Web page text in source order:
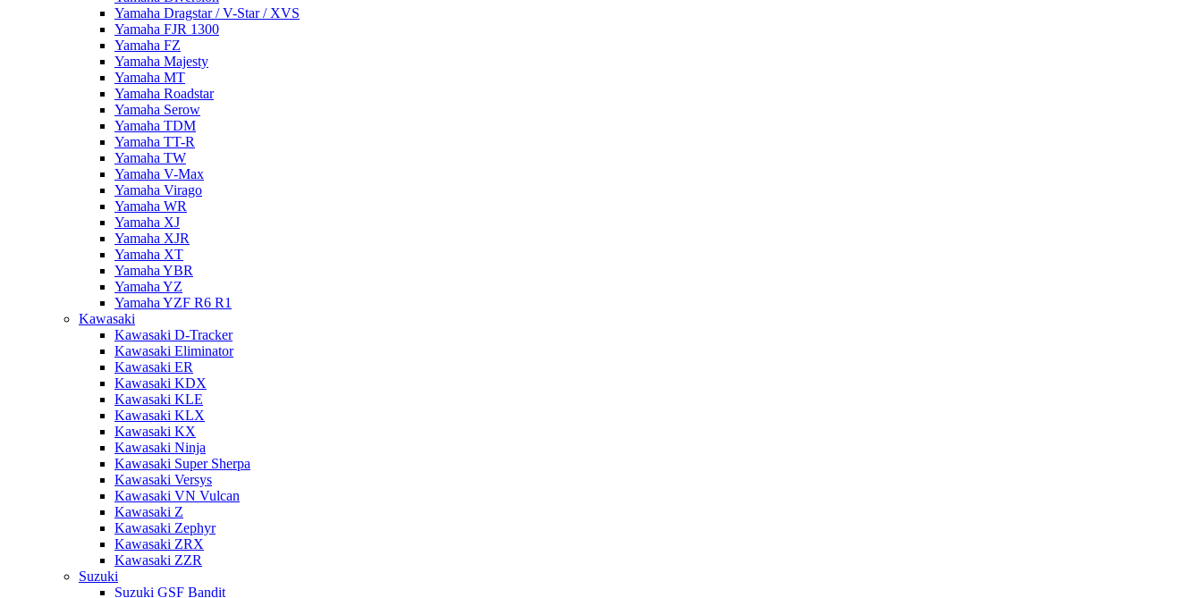
Yamaha Dragstar / V-Star / XVS
Yamaha FJR 1300
Yamaha FZ
Yamaha Majesty
Yamaha MT
Yamaha Roadstar
Yamaha Serow
Yamaha TDM
Yamaha TT-R
Yamaha TW
Yamaha V-Max
Yamaha Virago
Yamaha WR
Yamaha XJ
Yamaha XJR
Yamaha XT
Yamaha YBR
Yamaha YZ
Yamaha YZF R6 R1
Kawasaki
Kawasaki D-Tracker
Kawasaki Eliminator
Kawasaki ER
Kawasaki KDX
Kawasaki KLE
Kawasaki KLX
Kawasaki KX
Kawasaki Ninja
Kawasaki Super Sherpa
Kawasaki Versys
Kawasaki VN Vulcan
Kawasaki Z
Kawasaki Zephyr
Kawasaki ZRX
Kawasaki ZZR
Suzuki
Suzuki GSF Bandit